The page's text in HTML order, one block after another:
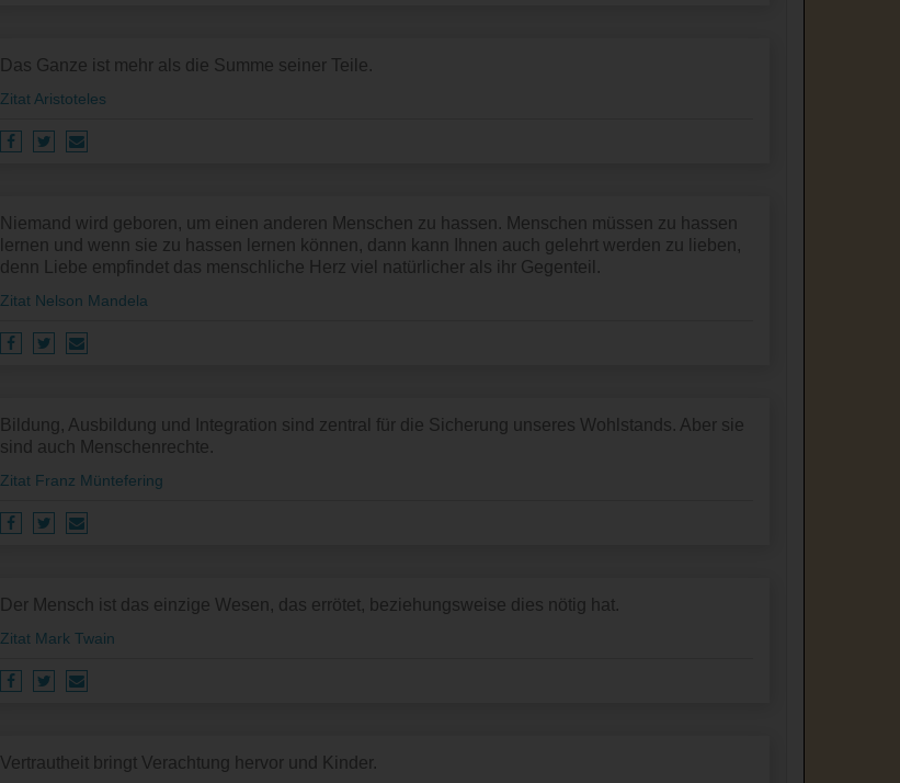
Das Ganze ist mehr als die Summe seiner Teile.
Zitat Aristoteles
Niemand wird geboren, um einen anderen Menschen zu hassen. Menschen müssen zu hassen
lernen und wenn sie zu hassen lernen können, dann kann Ihnen auch gelehrt werden zu lieben,
denn Liebe empfindet das menschliche Herz viel natürlicher als ihr Gegenteil.
Zitat Nelson Mandela
Bildung, Ausbildung und Integration sind zentral für die Sicherung unseres Wohlstands. Aber sie
sind auch Menschenrechte.
Zitat Franz Müntefering
Der Mensch ist das einzige Wesen, das errötet, beziehungsweise dies nötig hat.
Zitat Mark Twain
Vertrautheit bringt Verachtung hervor und Kinder.